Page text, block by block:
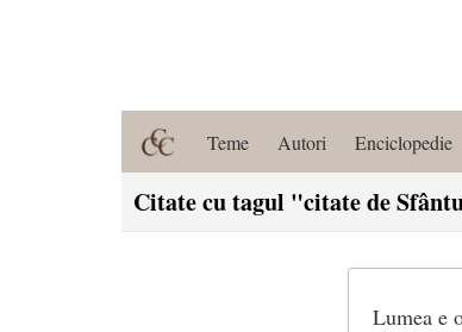
Teme Autori Enciclopedie
Citate cu tagul "citate de
Lumea e